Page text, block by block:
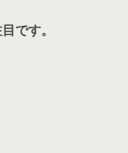
です。